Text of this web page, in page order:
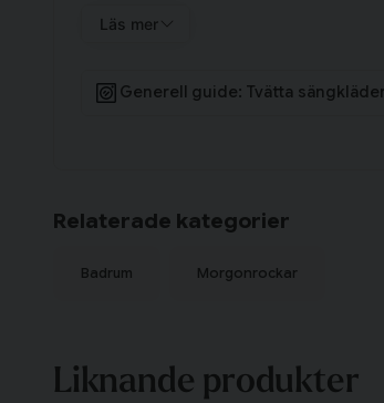
Badrock Grå innehåller en badrock.
Läs mer
Generell guide: Tvätta sängkläder
Relaterade kategorier
Badrum Morgonrockar
Liknande produkter